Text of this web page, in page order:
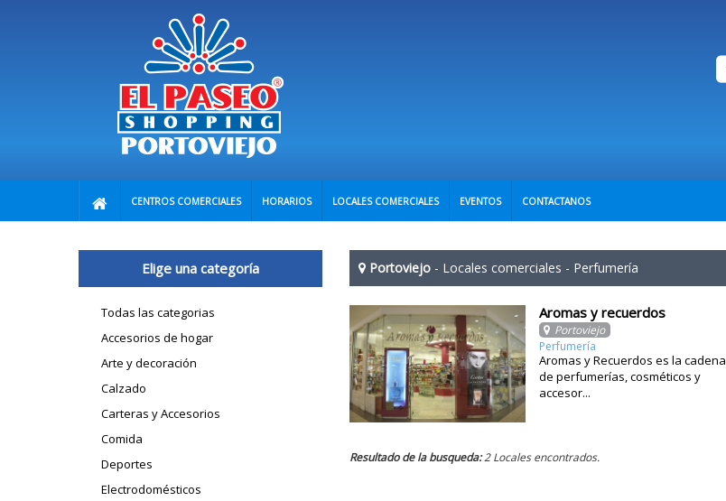
CENTROS COMERCIALES HORARIOS LOCALES COMERCIALES EVENTOS CONTACTANOS
Elige una categoría
Todas las categorias
Accesorios de hogar
Arte y decoración
Calzado
Carteras y Accesorios
Comida
Deportes
Electrodomésticos
Portoviejo - Locales comerciales - Perfumería
Aromas y recuerdos
Portoviejo
Perfumería
Aromas y Recuerdos es la cadena
de perfumerías, cosméticos y
accesor...
Resultado de la busqueda:2 Locales encontrados.